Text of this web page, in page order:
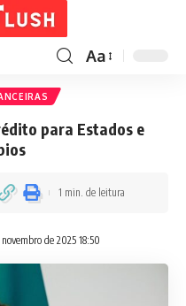
Aa
para Estados e
de 2025 18:50
1 min. de leitura